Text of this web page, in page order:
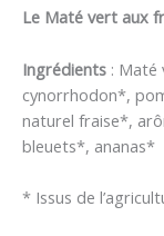
Le Maté vert aux
Ingrédients : Maté
cynorrhodon*,
naturel fraise*,
bleuets*, ananas*
* Issus de